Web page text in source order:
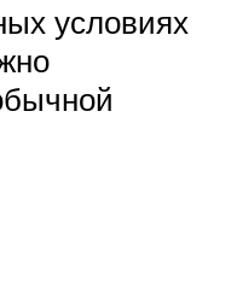
условиях